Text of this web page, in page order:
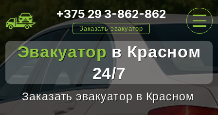
+375 29 3-862-862
Заказать эвакуатор
Эвакуатор в Красном
24/7
Заказать эвакуатор в Красном